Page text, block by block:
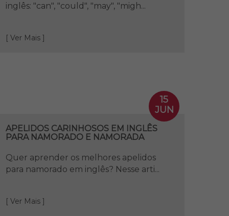
inglês: "can", "could", "may", "migh...
[ Ver Mais ]
15
JUN
APELIDOS CARINHOSOS EM INGLÊS
PARA NAMORADO E NAMORADA
Quer aprender os melhores apelidos
para namorado em inglês? Nesse arti...
[ Ver Mais ]